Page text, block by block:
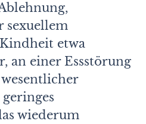
sexuellem
etwa
an einer Essstörung
wiederum